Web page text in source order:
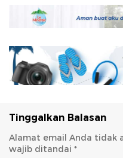
Tinggalkan Balasan
Alamat email Anda tidak
wajib ditandai *